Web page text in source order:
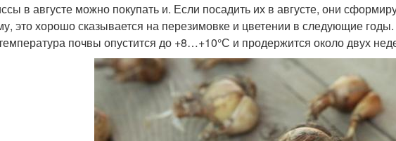
в августе можно покупать и. Если посадить их в августе, они
это хорошо сказывается на перезимовке и цветении в следующие
почвы опустится до +8…+10°С и продержится около двух